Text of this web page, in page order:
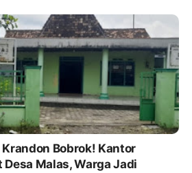
Bobrok! Kantor
Desa Malas, Warga Jadi